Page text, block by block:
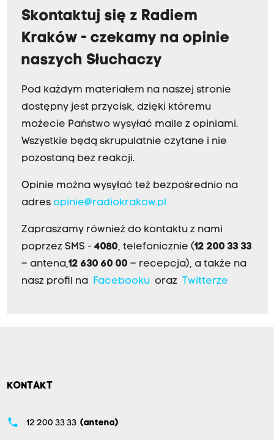
Skontaktuj się z Radiem
Kraków - czekamy na opinie
naszych Słuchaczy
Pod każdym materiałem na naszej stronie
dostępny jest przycisk, dzięki któremu
możecie Państwo wysyłać maile z opiniami.
Wszystkie będą skrupulatnie czytane i nie
pozostaną bez reakcji.
Opinie można wysyłać też bezpośrednio na
adres opinie@radiokrakow.pl
Zapraszamy również do kontaktu z nami
poprzez SMS - 4080, telefonicznie (12 200 33 33
– antena,12 630 60 00 – recepcja), a także na
nasz profil na
Facebookuoraz Twitterze
KONTAKT
phone 12 200 33 33 (antena)